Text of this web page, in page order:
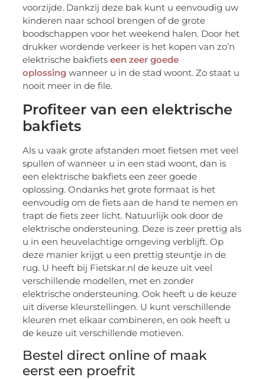
voorzijde. Dankzij deze bak kunt u eenvoudig uw
kinderen naar school brengen of de grote
boodschappen voor het weekend halen. Door het
drukker wordende verkeer is het kopen van zo’n
elektrische bakfietseen zeer goede
oplossing wanneer u in de stad woont. Zo staat u
nooit meer in de file.
Profiteer van een elektrische
bakfiets
Als u vaak grote afstanden moet fietsen met veel
spullen of wanneer u in een stad woont, dan is
een elektrische bakfiets een zeer goede
oplossing. Ondanks het grote formaat is het
eenvoudig om de fiets aan de hand te nemen en
trapt de fiets zeer licht. Natuurlijk ook door de
elektrische ondersteuning. Deze is zeer prettig als
u in een heuvelachtige omgeving verblijft. Op
deze manier krijgt u een prettig steuntje in de
rug. U heeft bij Fietskar.nl de keuze uit veel
verschillende modellen, met en zonder
elektrische ondersteuning. Ook heeft u de keuze
uit diverse kleurstellingen. U kunt verschillende
kleuren met elkaar combineren, en ook heeft u
de keuze uit verschillende motieven.
Bestel direct online of maak
eerst een proefrit